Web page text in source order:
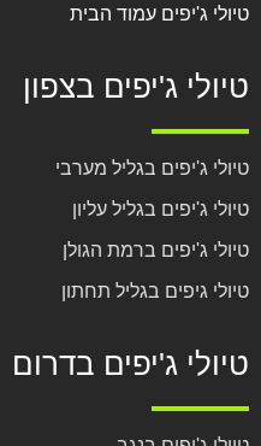
טיולי ג'יפים עמוד הבית
טיולי ג'יפים בצפון
טיולי ג'יפים בגליל מערבי
טיולי ג'יפים בגליל עליון
טיולי ג'יפים ברמת הגולן
טיולי גיפים בגליל תחתון
טיולי ג'יפים בדרום